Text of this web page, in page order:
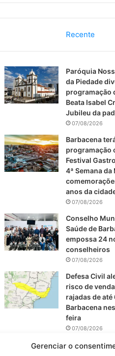
Gerenciar o
c
e
b
o
o
k
u
T
u
b
e
s
a
g
r
a
Recente
Paróquia
da Piedade
programação
Beata Isabel
Jubileu da
07/08/2026
Barbacena
programação
Festival
4ª Semana da
anos da
07/08/2026
Conselho
Saúde de
empossa 24
conselheiros
07/08/2026
Defesa Civil
risco de
rajadas de até
Barbacena
feira
07/08/2026
EPCAR tem a